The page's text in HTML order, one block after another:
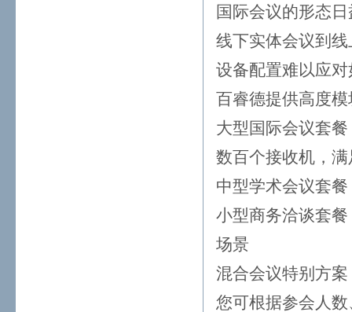
国际会议的形态
线下实体会议到
设备配置难以应
百睿德提供高度
大型国际会议套
数百个接收机，
中型学术会议套
小型商务洽谈套
场景
混合会议特别方
您可根据参会人